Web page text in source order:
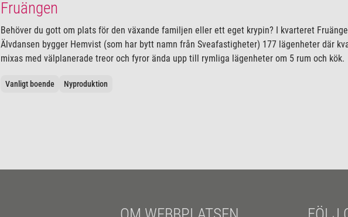
Fruängen
Behöver du gott om plats för den växande familjen eller ett eget krypin? I kvarteret
Älvdansen bygger Hemvist (som har bytt namn från Sveafastigheter) 177 lägenheter där
mixas med välplanerade treor och fyror ända upp till rymliga lägenheter om 5 rum och kök.
Vanligt boende Nyproduktion